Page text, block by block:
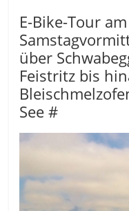
E-Bike-Tour
über
Feistritz bis
See #